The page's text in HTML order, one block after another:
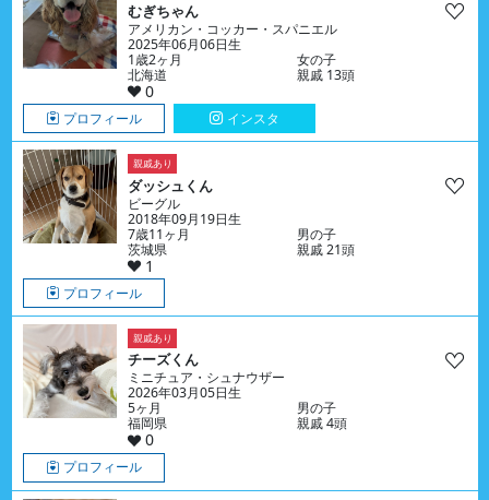
むぎちゃん
アメリカン・コッカー・スパニエル
2025年06月06日生
1歳2ヶ月
女の子
北海道
親戚 13頭
0
プロフィール インスタ
親戚あり
ダッシュくん
ビーグル
2018年09月19日生
7歳11ヶ月
男の子
茨城県
親戚 21頭
1
プロフィール
親戚あり
チーズくん
ミニチュア・シュナウザー
2026年03月05日生
5ヶ月
男の子
福岡県
親戚 4頭
0
プロフィール